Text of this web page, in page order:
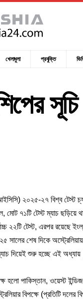
খেলাধুলা প্রযুক্তি
২০২৫-২৭ বিশ্ব টেস্ট
মোট ৭১টি টেস্ট ম্যাচ
২২টি টেস্ট, এরপর রয়েছে
সালের শেষ দিকে
ম্যাচ দিয়েই শুরু হচ্ছে এই
হলো পাকিস্তান, ওয়েস্ট
বিপক্ষে (প্রতিটি দলের